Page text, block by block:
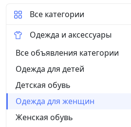
Все категории
Одежда и аксессуары
Все объявления категории
Одежда для детей
Детская обувь
Одежда для женщин
Женская обувь